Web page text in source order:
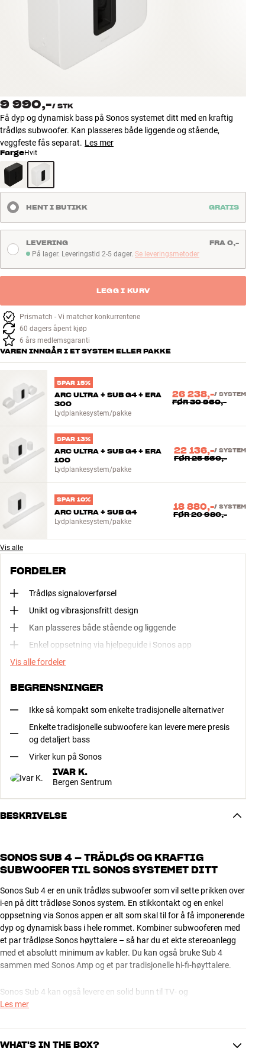
MERKER
NYHETER
TILBUD
Finn Butikk
Kundeservice
Logg inn
Bygg med lyd
9 990,-/ STK
Få dyp og dynamisk bass på Sonos systemet ditt med en kraftig
trådløs subwoofer. Kan plasseres både liggende og stående,
veggfeste fås separat. Les mer
FargeHvit
HENT I BUTIKK GRATIS
På lager. Leveringstid 2-5 dager
På lager. Leveringstid 2-5 dager. Se leveringsmetoder
LEVERING FRA 0,-
LEGG I KURV
Prismatch - Vi matcher konkurrentene
60 dagers åpent kjøp
6 års medlemsgaranti
VAREN INNGÅR I ET SYSTEM ELLER PAKKE
SPAR 15%
ARC ULTRA + SUB G4 + ERA
300
Lydplankesystem/pakke
26 238,-/ SYSTEM
FØR30 960,-
SPAR 13%
ARC ULTRA + SUB G4 + ERA
100
Lydplankesystem/pakke
22 136,-/ SYSTEM
FØR25 560,-
SPAR 10%
ARC ULTRA + SUB G4
Lydplankesystem/pakke
18 880,-/ SYSTEM
FØR20 980,-
Vis alle
FORDELER
Trådløs signaloverførsel
Unikt og vibrasjonsfritt design
Kan plasseres både stående og liggende
Enkel oppsetning via hjelpeguide i Sonos app
Vis alle fordeler
BEGRENSNINGER
Ikke så kompakt som enkelte tradisjonelle alternativer
Enkelte tradisjonelle subwoofere kan levere mere presis
og detaljert bass
Virker kun på Sonos
IVAR K.
Bergen Sentrum
BESKRIVELSE
SONOS SUB 4 – TRÅDLØS OG KRAFTIG
SUBWOOFER TIL SONOS SYSTEMET DITT
Sonos Sub 4 er en unik trådløs subwoofer som vil sette prikken over
i-en på ditt trådløse Sonos system. En stikkontakt og en enkel
oppsetning via Sonos appen er alt som skal til for å få imponerende
dyp og dynamisk bass i hele rommet. Kombiner subwooferen med
et par trådløse Sonos høyttalere – så har du et ekte stereoanlegg
med et absolutt minimum av kabler. Du kan også bruke Sub 4
sammen med Sonos Amp og et par tradisjonelle hi-fi-høyttalere.
Sonos Sub 4 kan også levere en solid bunn til TV- og
filmopplevelsene dine sammen med en Sonos soundbar og evt. to
virkelig nyte den trådløse komforten i forhold til et tradisjonelt
hjemmekino-anlegg med tilhørende kabelstrekk. Med den gode
Les mer
WHAT'S IN THE BOX?